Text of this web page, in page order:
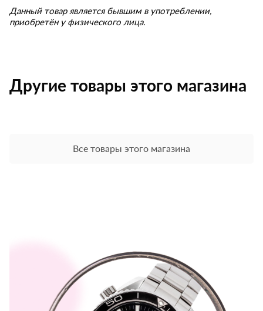
Данный товар является бывшим в употреблении,
приобретён у физического лица.
Другие товары этого магазина
Все товары этого магазина